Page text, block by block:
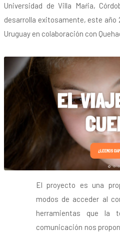
Universidad de Villa Maŕia,
desarrolla exitosamente, este
Uruguay en colaboración con
El proyecto es una
modos de acceder al
herramientas que la
comunicación nos